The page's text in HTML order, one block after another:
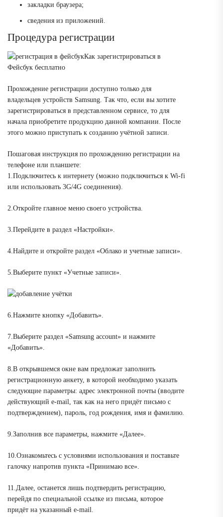
закладки браузера;
сведения из приложений.
Процедура регистрации
Как зарегистрироваться в
Фейсбук бесплатно
Прохождение регистрации доступно только для
владельцев устройств Samsung. Так что, если вы хотите
зарегистрироваться в представленном сервисе, то для
начала приобретите продукцию данной компании. После
этого можно приступать к созданию учётной записи.
Пошаговая инструкция по прохождению регистрации на
телефоне или планшете:
1.Подключитесь к интернету (можно подключиться к Wi-fi
или использовать 3G/4G соединения).
2.Откройте главное меню своего устройства.
3.Перейдите в раздел «Настройки».
4.Найдите и откройте раздел «Облако и учетные записи».
5.Выберите пункт «Учетные записи».
6.Нажмите кнопку «Добавить».
7.Выберите раздел «Samsung account» и нажмите
«Добавить».
8.В открывшемся окне вам предложат заполнить
регистрационную анкету, в которой необходимо указать
следующие параметры: адрес электронной почты (вводите
действующий e-mail, так как на него придёт письмо с
подтверждением), пароль, год рождения, имя и фамилию.
9.Заполнив все параметры, нажмите «Далее».
10.Ознакомьтесь с условиями использования и поставьте
галочку напротив пункта «Принимаю все».
11.Далее, останется лишь подтвердить регистрацию,
перейдя по специальной ссылке из письма, которое
придёт на указанный e-mail.